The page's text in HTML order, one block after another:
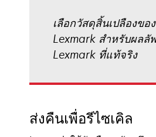
เลือกวัสดุสิ้นเปลืองขอ
Lexmark สำหรับผลลั
Lexmark ที่แท้จริง
ส่งคืนเพื่อรีไซเคิล